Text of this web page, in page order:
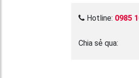
Hotline: 0985
Chia sẻ qua: